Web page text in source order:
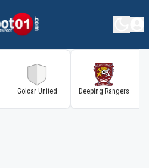
Golcar United Deeping Rangers